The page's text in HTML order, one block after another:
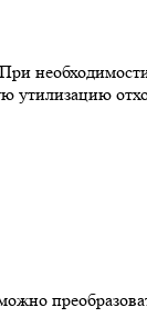
утилизацию